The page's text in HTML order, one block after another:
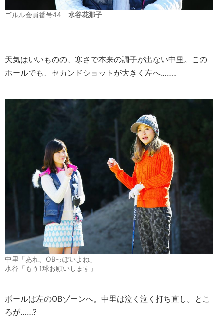
ゴルル会員番号44 水谷花那子
天気はいいものの、寒さで本来の調子が出ない中里。この
ホールでも、セカンドショットが大きく左へ……。
中里「あれ、OBっぽいよね」
水谷「もう1球お願いします」
ボールは左のOBゾーンへ。中里は泣く泣く打ち直し。とこ
ろが……?